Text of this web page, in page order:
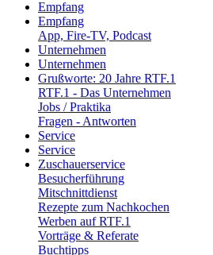
Empfang
Empfang
App, Fire-TV, Podcast
Unternehmen
Unternehmen
Grußworte: 20 Jahre RTF.1
RTF.1 - Das Unternehmen
Jobs / Praktika
Fragen - Antworten
Service
Service
Zuschauerservice
Besucherführung
Mitschnittdienst
Rezepte zum Nachkochen
Werben auf RTF.1
Vorträge & Referate
Buchtipps